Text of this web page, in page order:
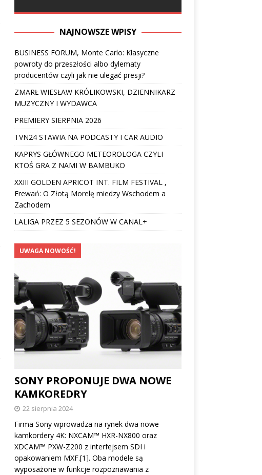
NAJNOWSZE WPISY
BUSINESS FORUM, Monte Carlo: Klasyczne
powroty do przeszłości albo dylematy
producentów czyli jak nie ulegać presji?
ZMARŁ WIESŁAW KRÓLIKOWSKI, DZIENNIKARZ
MUZYCZNY I WYDAWCA
PREMIERY SIERPNIA 2026
TVN24 STAWIA NA PODCASTY I CAR AUDIO
KAPRYS GŁÓWNEGO METEOROLOGA CZYLI
KTOŚ GRA Z NAMI W BAMBUKO
XXIII GOLDEN APRICOT INT. FILM FESTIVAL ,
Erewań: O Złotą Morelę miedzy Wschodem a
Zachodem
LALIGA PRZEZ 5 SEZONÓW W CANAL+
UWAGA NOWOŚĆ!
SONY PROPONUJE DWA NOWE
KAMKOREDRY
22 sierpnia 2024
Firma Sony wprowadza na rynek dwa nowe
kamkordery 4K: NXCAM™ HXR-NX800 oraz
XDCAM™ PXW-Z200 z interfejsem SDI i
opakowaniem MXF.[1]. Oba modele są
wyposażone w funkcje rozpoznawania z